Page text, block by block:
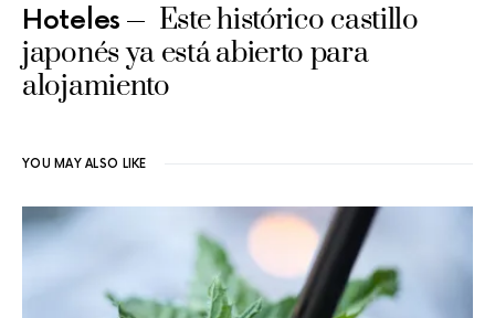
Hoteles
Este histórico castillo
japonés ya está abierto para
alojamiento
YOU MAY ALSO LIKE